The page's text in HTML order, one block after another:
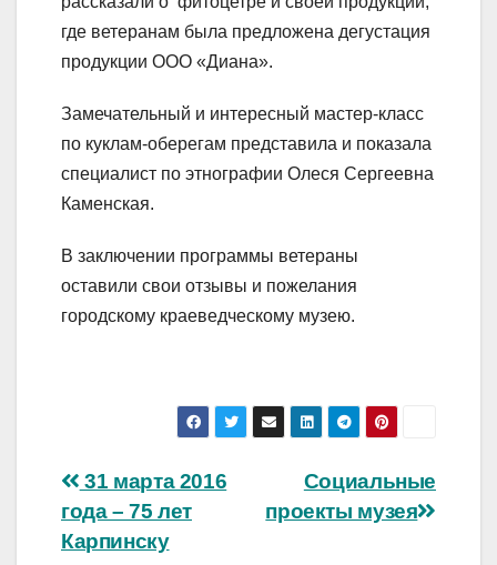
где ветеранам была предложена дегустация
продукции ООО «Диана».
Замечательный и интересный мастер-класс
по куклам-оберегам представила и показала
специалист по этнографии Олеся Сергеевна
Каменская.
В заключении программы ветераны
оставили свои отзывы и пожелания
городскому краеведческому музею.
Навигация
по
Социальные
проекты музея
31 марта 2016
года – 75 лет
Карпинску